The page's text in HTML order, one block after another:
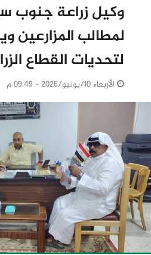
وكيل زراعة جنوب
لمطالب المزارعين
لتحديات القطاع
الأربعاء 10/يونيو/2026 - 09:49 م